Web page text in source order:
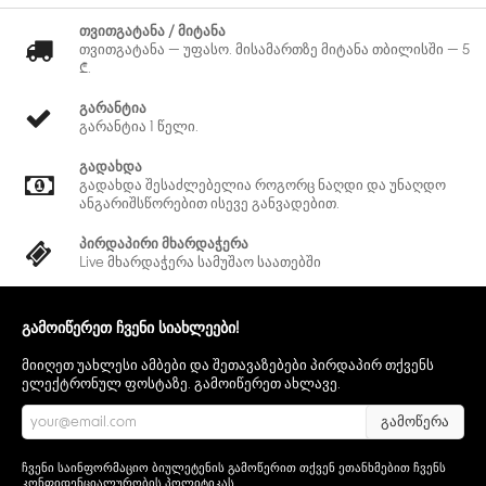
თვითგატანა / მიტანა
თვითგატანა — უფასო. მისამართზე მიტანა თბილისში — 5
₾.
გარანტია
გარანტია 1 წელი.
გადახდა
გადახდა შესაძლებელია როგორც ნაღდი და უნაღდო
ანგარიშსწორებით ისევე განვადებით.
პირდაპირი მხარდაჭერა
Live მხარდაჭერა სამუშაო საათებში
გამოიწერეთ ჩვენი სიახლეები!
მიიღეთ უახლესი ამბები და შეთავაზებები პირდაპირ თქვენს
ელექტრონულ ფოსტაზე. გამოიწერეთ ახლავე.
გამოწერა
ჩვენი საინფორმაციო ბიულეტენის გამოწერით თქვენ ეთანხმებით ჩვენს